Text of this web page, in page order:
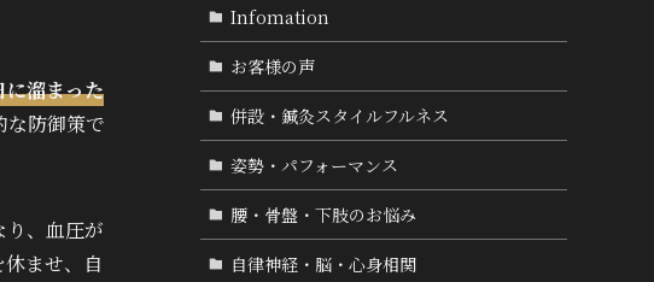
に溜まった
な防御策で
、血圧が
ませ、自
Infomation
お客様の声
併設・鍼灸スタイルフルネス
姿勢・パフォーマンス
腰・骨盤・下肢のお悩み
自律神経・脳・心身相関